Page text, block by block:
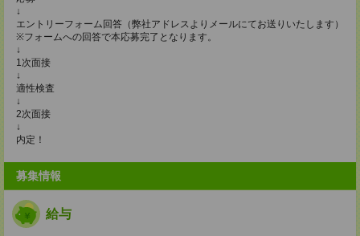
↓
エントリーフォーム回答（弊社アドレスよりメールにてお送りいたします）
※フォームへの回答で本応募完了となります。
↓
1次面接
↓
適性検査
↓
2次面接
↓
内定！
募集情報
給与